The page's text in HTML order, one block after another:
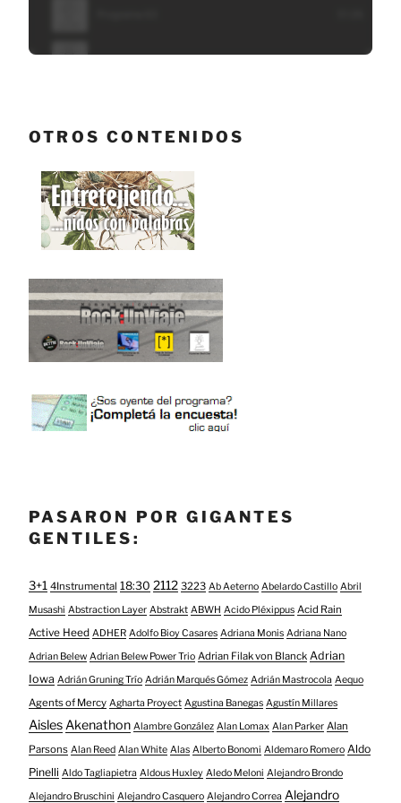
OTROS CONTENIDOS
PASARON POR GIGANTES
GENTILES:
3+1 4Instrumental 18:30 2112 3223 Ab Aeterno Abelardo Castillo Abril
Musashi Abstraction Layer Abstrakt ABWH Acido Pléxippus Acid Rain
Active Heed ADHER Adolfo Bioy Casares Adriana Monis Adriana Nano
Adrian Belew Adrian Belew Power Trio Adrian Filak von Blanck Adrian
Iowa Adrián Gruning Trío Adrián Marqués Gómez Adrián Mastrocola Aequo
Agents of Mercy Agharta Proyect Agustina Banegas Agustín Millares
Aisles Akenathon Alambre González Alan Lomax Alan Parker Alan
Parsons Alan Reed Alan White Alas Alberto Bonomi Aldemaro Romero Aldo
Pinelli Aldo Tagliapietra Aldous Huxley Aledo Meloni Alejandro Brondo
Alejandro Bruschini Alejandro Casquero Alejandro Correa Alejandro